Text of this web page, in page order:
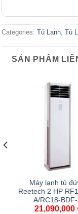
Categories: Tủ Lạnh Tủ
SẢN PHẨM
Máy lạnh tủ
Reetech 2 HP
A/RC18-
21,090,000